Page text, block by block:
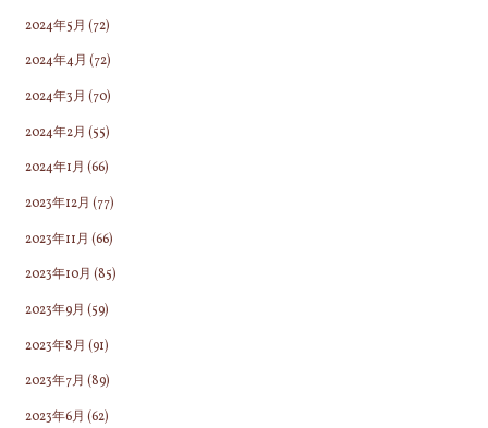
2024年5月 (72)
2024年4月 (72)
2024年3月 (70)
2024年2月 (55)
2024年1月 (66)
2023年12月 (77)
2023年11月 (66)
2023年10月 (85)
2023年9月 (59)
2023年8月 (91)
2023年7月 (89)
2023年6月 (62)